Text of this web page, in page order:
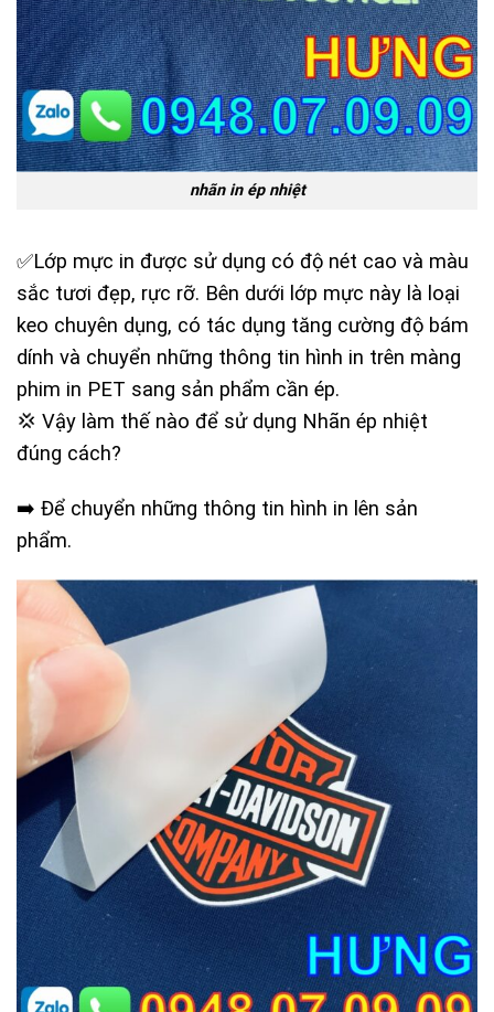
nhãn in ép nhiệt
✅Lớp mực in được sử dụng có độ nét cao và màu
sắc tươi đẹp, rực rỡ. Bên dưới lớp mực này là loại
keo chuyên dụng, có tác dụng tăng cường độ bám
dính và chuyển những thông tin hình in trên màng
phim in PET sang sản phẩm cần ép.
💢 Vậy làm thế nào để sử dụng Nhãn ép nhiệt
đúng cách?
➡️ Để chuyển những thông tin hình in lên sản
phẩm.